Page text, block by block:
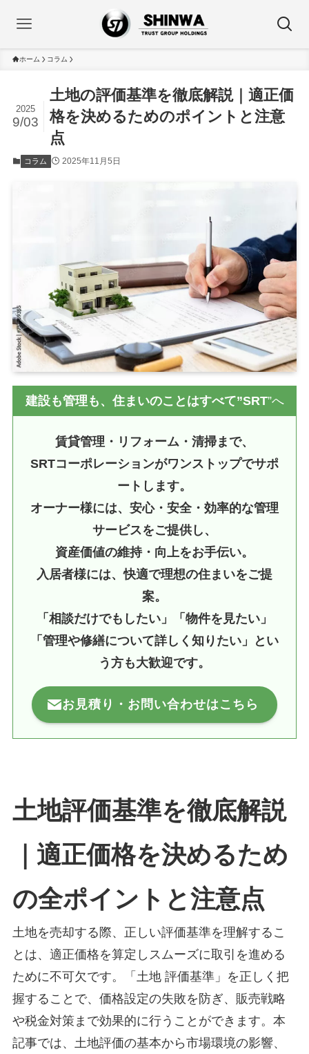
ホーム コラム
土地の評価基準を徹底解説｜適正価
格を決めるためのポイントと注意
点
2025
9/03
コラム 2025年11月5日
建設も管理も、住まいのことはすべて”SRT”へ
賃貸管理・リフォーム・清掃まで、
SRTコーポレーションがワンストップでサポ
ートします。
オーナー様には、安心・安全・効率的な管理
サービスをご提供し、
資産価値の維持・向上をお手伝い。
入居者様には、快適で理想の住まいをご提
案。
「相談だけでもしたい」「物件を見たい」
「管理や修繕について詳しく知りたい」とい
う方も大歓迎です。
お見積り・お問い合わせはこちら
土地評価基準を徹底解説
｜適正価格を決めるため
の全ポイントと注意点
土地を売却する際、正しい評価基準を理解するこ
とは、適正価格を算定しスムーズに取引を進める
ために不可欠です。「土地 評価基準」を正しく把
握することで、価格設定の失敗を防ぎ、販売戦略
や税金対策まで効果的に行うことができます。本
記事では、土地評価の基本から市場環境の影響、